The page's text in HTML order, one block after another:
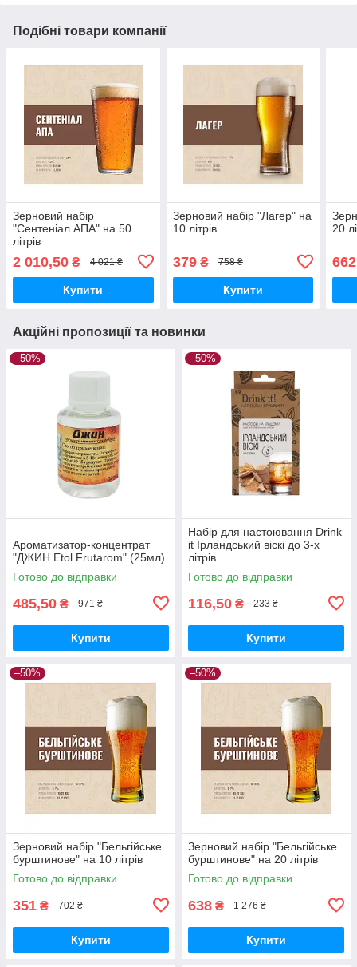
Подібні товари компанії
Зерновий набір
"Сентеніал АПА" на 50
літрів
2 010,50 ₴ 4 021 ₴
Купити
Зерновий набір "Лагер" на
10 літрів
379₴ 758 ₴
Купити
20
Акційні пропозиції та новинки
–50%
Ароматизатор-концентрат
"ДЖИН Etol Frutarom" (25мл)
Готово до відправки
485,50 ₴ 971 ₴
Купити
–50%
Набір для настоювання Drink
it Ірландський віскі до 3-х
літрів
Готово до відправки
116,50 ₴ 233 ₴
Купити
–50%
Зерновий набір "Бельгійське
бурштинове" на 10 літрів
Готово до відправки
351 ₴ 702 ₴
Купити
–50%
Зерновий набір "Бельгійське
бурштинове" на 20 літрів
Готово до відправки
638 ₴ 1 276 ₴
Купити